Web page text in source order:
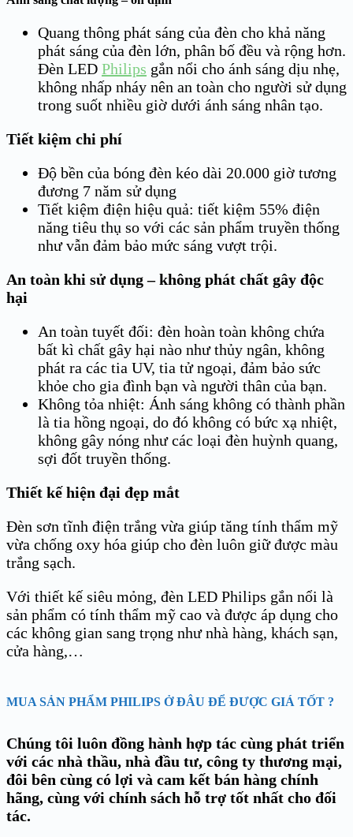
Quang thông phát sáng của đèn cho khả năng
phát sáng của đèn lớn, phân bố đều và rộng hơn.
Đèn LED Philips gắn nổi cho ánh sáng dịu nhẹ,
không nhấp nháy nên an toàn cho người sử dụng
trong suốt nhiều giờ dưới ánh sáng nhân tạo.
Tiết kiệm chi phí
Độ bền của bóng đèn kéo dài 20.000 giờ tương
đương 7 năm sử dụng
Tiết kiệm điện hiệu quả: tiết kiệm 55% điện
năng tiêu thụ so với các sản phẩm truyền thống
như vẫn đảm bảo mức sáng vượt trội.
An toàn khi sử dụng – không phát chất gây độc
hại
An toàn tuyết đối: đèn hoàn toàn không chứa
bất kì chất gây hại nào như thủy ngân, không
phát ra các tia UV, tia tử ngoại, đảm bảo sức
khỏe cho gia đình bạn và người thân của bạn.
Không tỏa nhiệt: Ánh sáng không có thành phần
là tia hồng ngoại, do đó không có bức xạ nhiệt,
không gây nóng như các loại đèn huỳnh quang,
sợi đốt truyền thống.
Thiết kế hiện đại đẹp mắt
Đèn sơn tĩnh điện trắng vừa giúp tăng tính thẩm mỹ
vừa chống oxy hóa giúp cho đèn luôn giữ được màu
trắng sạch.
Với thiết kế siêu mỏng, đèn LED Philips gắn nổi là
sản phẩm có tính thẩm mỹ cao và được áp dụng cho
các không gian sang trọng như nhà hàng, khách sạn,
cửa hàng,…
MUA SẢN PHẨM PHILIPS Ở ĐÂU ĐỂ ĐƯỢC GIÁ TỐT ?
Chúng tôi luôn đồng hành hợp tác cùng phát triển
với các nhà thầu, nhà đầu tư, công ty thương mại,
đôi bên cùng có lợi và cam kết bán hàng chính
hãng, cùng với chính sách hỗ trợ tốt nhất cho đối
tác.